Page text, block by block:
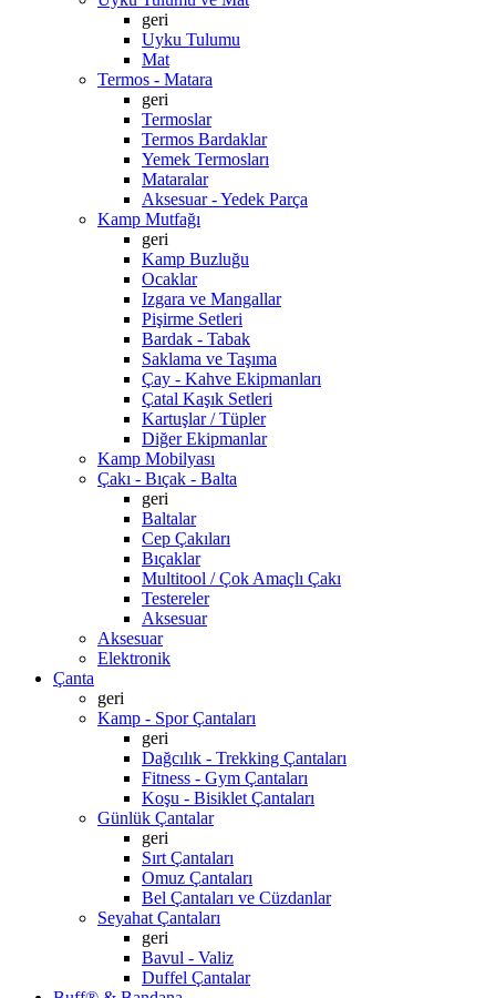
geri
Uyku Tulumu
Mat
Termos - Matara
geri
Termoslar
Termos Bardaklar
Yemek Termosları
Mataralar
Aksesuar - Yedek Parça
Kamp Mutfağı
geri
Kamp Buzluğu
Ocaklar
Izgara ve Mangallar
Pişirme Setleri
Bardak - Tabak
Saklama ve Taşıma
Çay - Kahve Ekipmanları
Çatal Kaşık Setleri
Kartuşlar / Tüpler
Diğer Ekipmanlar
Kamp Mobilyası
Çakı - Bıçak - Balta
geri
Baltalar
Cep Çakıları
Bıçaklar
Multitool / Çok Amaçlı Çakı
Testereler
Aksesuar
Aksesuar
Elektronik
Çanta
geri
Kamp - Spor Çantaları
geri
Dağcılık - Trekking Çantaları
Fitness - Gym Çantaları
Koşu - Bisiklet Çantaları
Günlük Çantalar
geri
Sırt Çantaları
Omuz Çantaları
Bel Çantaları ve Cüzdanlar
Seyahat Çantaları
geri
Bavul - Valiz
Duffel Çantalar